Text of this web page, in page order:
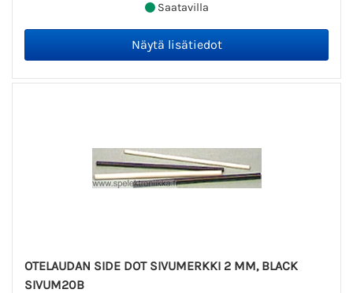
Saatavilla
OTELAUDAN SIDE DOT SIVUMERKKI 2 MM, BLACK
SIVUM20B